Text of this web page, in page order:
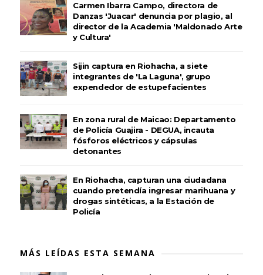
Carmen Ibarra Campo, directora de
Danzas 'Juacar' denuncia por plagio, al
director de la Academia 'Maldonado Arte
y Cultura'
Sijin captura en Riohacha, a siete
integrantes de 'La Laguna', grupo
expendedor de estupefacientes
En zona rural de Maicao: Departamento
de Policía Guajira - DEGUA, incauta
fósforos eléctricos y cápsulas
detonantes
En Riohacha, capturan una ciudadana
cuando pretendía ingresar marihuana y
drogas sintéticas, a la Estación de
Policía
MÁS LEÍDAS ESTA SEMANA